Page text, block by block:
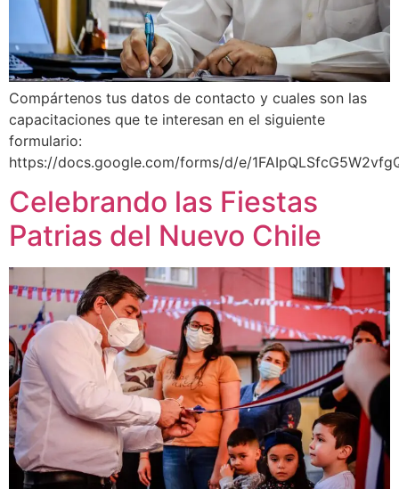
Compártenos tus datos de contacto y cuales son las
capacitaciones que te interesan en el siguiente
formulario:
https://docs.google.com/forms/d/e/
Celebrando las Fiestas
Patrias del Nuevo Chile